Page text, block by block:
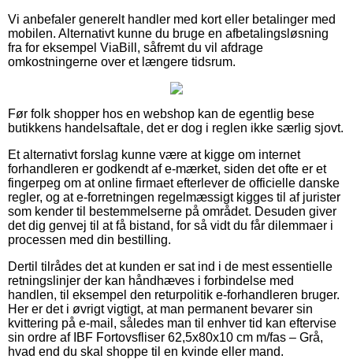
Vi anbefaler generelt handler med kort eller betalinger med
mobilen. Alternativt kunne du bruge en afbetalingsløsning
fra for eksempel ViaBill, såfremt du vil afdrage
omkostningerne over et længere tidsrum.
Før folk shopper hos en webshop kan de egentlig bese
butikkens handelsaftale, det er dog i reglen ikke særlig sjovt.
Et alternativt forslag kunne være at kigge om internet
forhandleren er godkendt af e-mærket, siden det ofte er et
fingerpeg om at online firmaet efterlever de officielle danske
regler, og at e-forretningen regelmæssigt kigges til af jurister
som kender til bestemmelserne på området. Desuden giver
det dig genvej til at få bistand, for så vidt du får dilemmaer i
processen med din bestilling.
Dertil tilrådes det at kunden er sat ind i de mest essentielle
retningslinjer der kan håndhæves i forbindelse med
handlen, til eksempel den returpolitik e-forhandleren bruger.
Her er det i øvrigt vigtigt, at man permanent bevarer sin
kvittering på e-mail, således man til enhver tid kan eftervise
sin ordre af IBF Fortovsfliser 62,5x80x10 cm m/fas – Grå,
hvad end du skal shoppe til en kvinde eller mand.